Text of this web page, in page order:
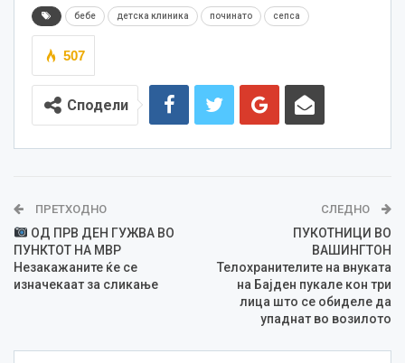
бебе детска клиника починато сепса
507
Сподели
ПРЕТХОДНО
ОД ПРВ ДЕН ГУЖВА ВО
ПУНКТОТ НА МВР
Незакажаните ќе се
изначекаат за сликање
СЛЕДНО
ПУКОТНИЦИ ВО
ВАШИНГТОН
Телохранителите на внуката
на Бајден пукале кон три
лица што се обиделе да
упаднат во возилото